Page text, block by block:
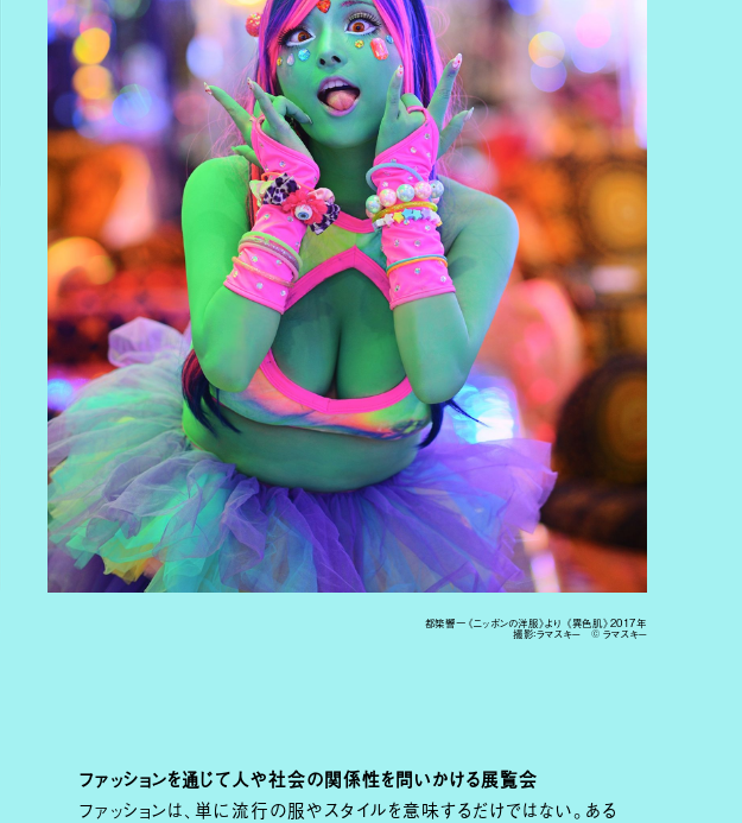
都築響一《ニッポンの洋服》より 《異色肌》2017年
撮影：ラマスキー © ラマスキー
ファッションを通じて人や社会の関係性を問いかける展覧会
ファッションは、単に流行の服やスタイルを意味するだけではない。ある